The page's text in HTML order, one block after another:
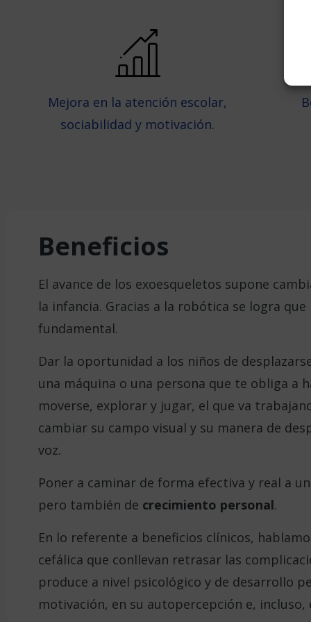
Mejora en la atención escolar,
sociabilidad y motivación.
Beneficios
El avance de los exoesqueletos supone
la infancia. Gracias a la robótica se logra
fundamental.
Dar la oportunidad a los niños de
una máquina o una persona que te obliga a
moverse, explorar y jugar, el que va
cambiar su campo visual y su manera de
voz.
Poner a caminar de forma efectiva y real a
pero también de crecimiento personal.
En lo referente a beneficios clínicos,
cefálica que conllevan retrasar las
produce a nivel psicológico y de desarrollo
motivación, en su autopercepción e,